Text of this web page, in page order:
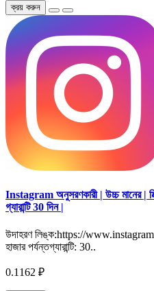
ক্রয় করুন
Instagram অনুসরণকারী | উচ্চ মানের |
গ্যারান্টি 30 দিন |
উদাহরণ লিঙ্ক:https://
হাজার পর্যন্তগ্যারান্টি: 30..
0.1162 ₽